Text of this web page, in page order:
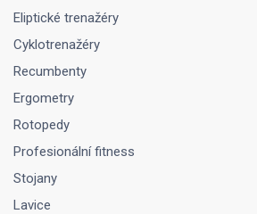
Eliptické trenažéry
Cyklotrenažéry
Recumbenty
Ergometry
Rotopedy
Profesionální fitness
Stojany
Lavice